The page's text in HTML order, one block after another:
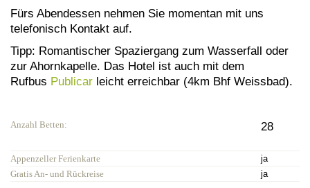
Fürs Abendessen nehmen Sie momentan mit uns
telefonisch Kontakt auf.
Tipp: Romantischer Spaziergang zum Wasserfall oder
zur Ahornkapelle. Das Hotel ist auch mit dem
Rufbus Publicar leicht erreichbar (4km Bhf Weissbad).
Anzahl Betten: 28
Appenzeller Ferienkarte
ja
Gratis An- und Rückreise
ja